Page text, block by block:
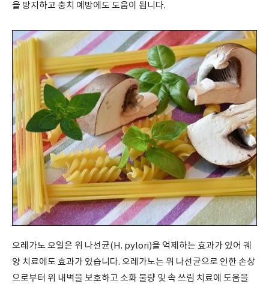
을 방지하고 충치 예방에도 도움이 됩니다.
오레가노 오일은 위 나선균(H. pylori)을 억제하는 효과가 있어 궤
양 치료에도 효과가 있습니다. 오레가노는 위 나선균으로 인한 손상
으로부터 위 내벽을 보호하고 소화 불량 및 속 쓰림 치료에 도움을